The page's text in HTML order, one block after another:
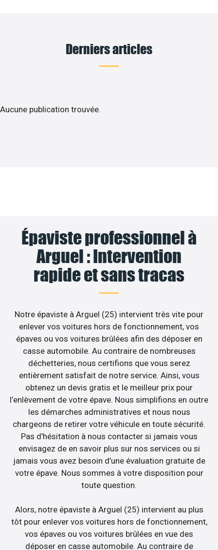
Derniers articles
Aucune publication trouvée.
Épaviste professionnel à
Arguel : Intervention
rapide et sans tracas
Notre épaviste à Arguel (25) intervient très vite pour
enlever vos voitures hors de fonctionnement, vos
épaves ou vos voitures brûlées afin des déposer en
casse automobile. Au contraire de nombreuses
déchetteries, nous certifions que vous serez
entièrement satisfait de notre service. Ainsi, vous
obtenez un devis gratis et le meilleur prix pour
l’enlèvement de votre épave. Nous simplifions en outre
les démarches administratives et nous nous
chargeons de retirer votre véhicule en toute sécurité.
Pas d’hésitation à nous contacter si jamais vous
envisagez de en savoir plus sur nos services ou si
jamais vous avez besoin d’une évaluation gratuite de
votre épave. Nous sommes à votre disposition pour
toute question.
Alors, notre épaviste à Arguel (25) intervient au plus
tôt pour enlever vos voitures hors de fonctionnement,
vos épaves ou vos voitures brûlées en vue des
déposer en casse automobile. Au contraire de